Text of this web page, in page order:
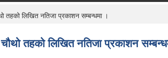
तहको लिखित नतिजा प्रकाशन सम्बन्धमा ।
तहको लिखित नतिजा प्रकाशन